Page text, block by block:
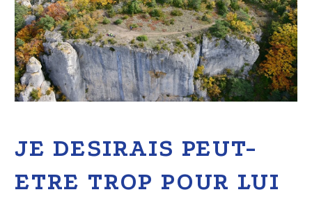
JE DESIRAIS PEUT-
ETRE TROP POUR LUI